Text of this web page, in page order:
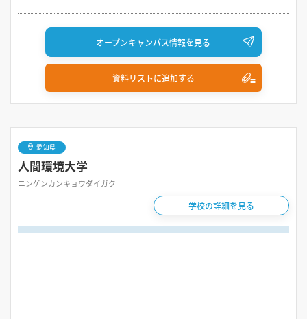
オープンキャンパス情報を見る
資料リストに追加する
愛知県
人間環境大学
ニンゲンカンキョウダイガク
学校の詳細を見る